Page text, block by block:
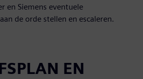
en Siemens eventuele
de orde stellen en escaleren.
EN